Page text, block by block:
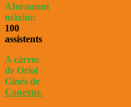
Aforament
màxim:
100
assistents
A càrrec
de Oriol
Ginés de
Conexus.